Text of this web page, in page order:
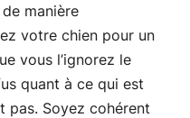
manière
votre chien pour un
vous l’ignorez le
quant à ce qui est
pas. Soyez cohérent